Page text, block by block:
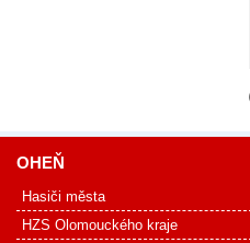
OHEŇ
Hasiči města
HZS Olomouckého kraje